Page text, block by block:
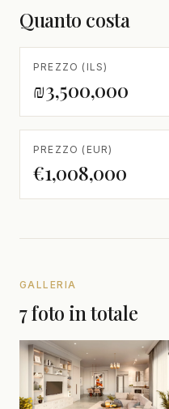
Quanto costa
PREZZO (ILS)
₪3,500,000
PREZZO (EUR)
€1,008,000
GALLERIA
7 foto in totale